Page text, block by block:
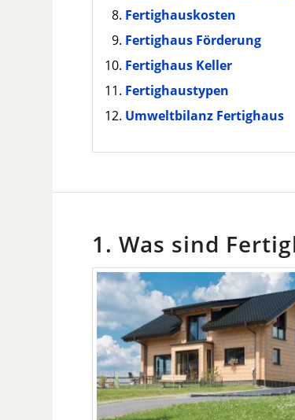
Fertighauskosten
Fertighaus Förderung
Fertighaus Keller
Fertighaustypen
Umweltbilanz Fertighaus
1. Was sind